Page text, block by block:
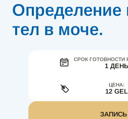
Определение
тел в моче.
СРОК ГОТОВНОСТИ
1 ДЕНЬ
ЦЕНА:
12 GEL
ЗАПИСЬ